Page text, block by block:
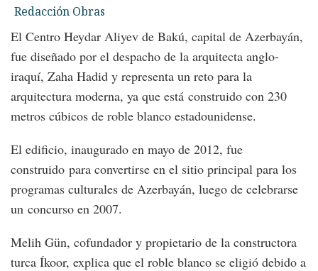
Redacción Obras
El Centro Heydar Aliyev de Bakú, capital de Azerbayán,
fue diseñado por el despacho de la arquitecta anglo-
iraquí, Zaha Hadid y representa un reto para la
arquitectura moderna, ya que está construido con 230
metros cúbicos de roble blanco estadounidense.
El edificio, inaugurado en mayo de 2012, fue
construido para convertirse en el sitio principal para los
programas culturales de Azerbayán, luego de celebrarse
un concurso en 2007.
Melih Gün, cofundador y propietario de la constructora
turca Íkoor, explica que el roble blanco se eligió debido a